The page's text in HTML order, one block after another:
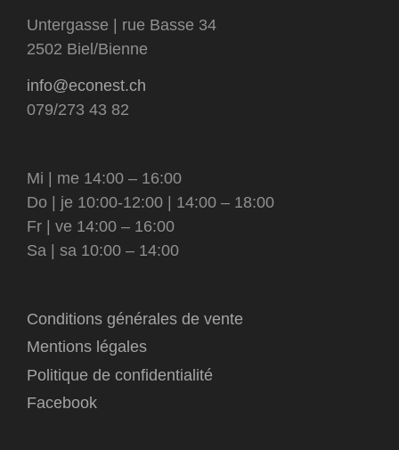
Untergasse | rue Basse 34
2502 Biel/Bienne
info@econest.ch
079/273 43 82
Mi | me 14:00 – 16:00
Do | je 10:00-12:00 | 14:00 – 18:00
Fr | ve 14:00 – 16:00
Sa | sa 10:00 – 14:00
Conditions générales de vente
Mentions légales
Politique de confidentialité
Facebook